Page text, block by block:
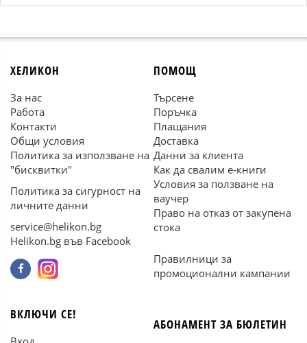
ХЕЛИКОН
За нас
Работа
Контакти
Общи условия
Политика за използване на
"бисквитки"
Политика за сигурност на
личните данни
service@helikon.bg
Helikon.bg във Facebook
ПОМОЩ
Търсене
Поръчка
Плащания
Доставка
Данни за клиента
Как да свалим е-книги
Условия за ползване на
ваучер
Право на отказ от закупена
стока
Правилници за
промоционални кампании
ВКЛЮЧИ СЕ!
АБОНАМЕНТ ЗА БЮЛЕТИН